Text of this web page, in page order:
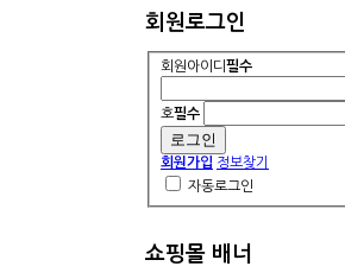
회원로그인
회원아이디 필수
호필수
회원가입 정보찾기
자동로그인
쇼핑몰 배너